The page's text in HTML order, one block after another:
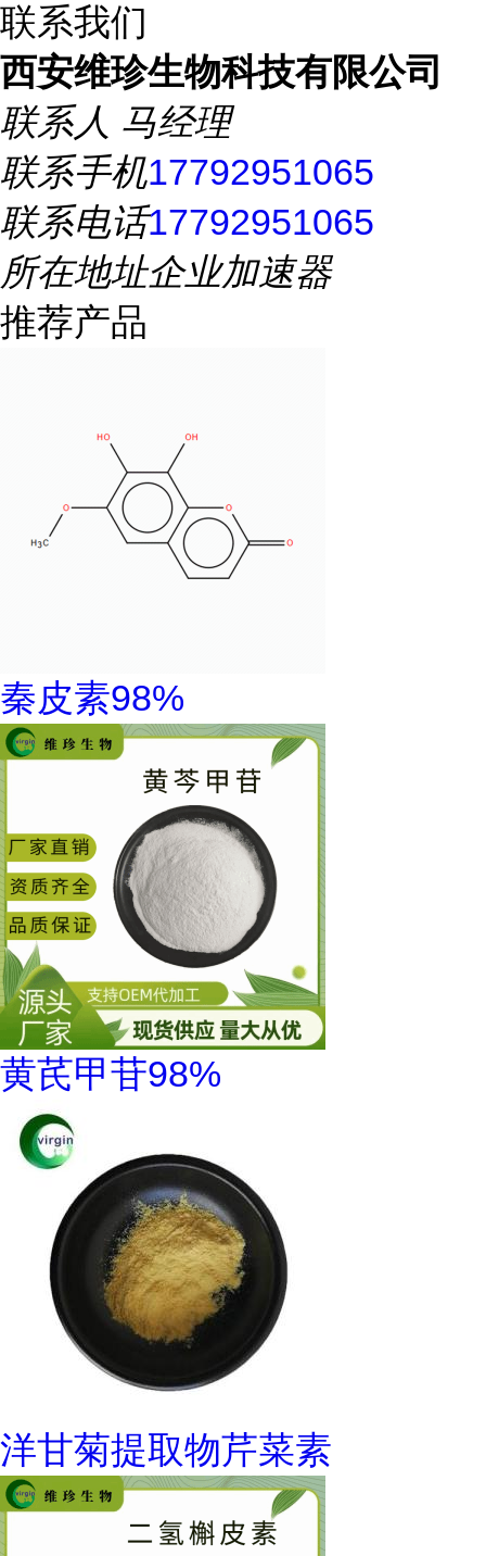
联系我们
西安维珍生物科技有限公司
联系人 马经理
联系手机17792951065
联系电话17792951065
所在地址企业加速器
推荐产品
秦皮素98%
黄芪甲苷98%
洋甘菊提取物芹菜素